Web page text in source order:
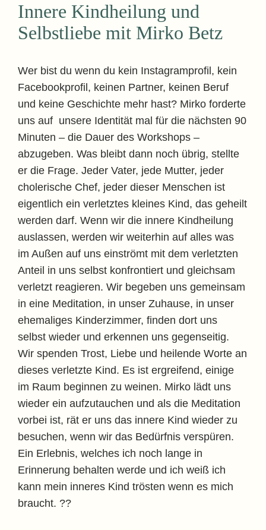
Innere Kindheilung und
Selbstliebe mit Mirko Betz
Wer bist du wenn du kein Instagramprofil, kein
Facebookprofil, keinen Partner, keinen Beruf
und keine Geschichte mehr hast? Mirko forderte
uns auf unsere Identität mal für die nächsten 90
Minuten – die Dauer des Workshops –
abzugeben. Was bleibt dann noch übrig, stellte
er die Frage. Jeder Vater, jede Mutter, jeder
cholerische Chef, jeder dieser Menschen ist
eigentlich ein verletztes kleines Kind, das geheilt
werden darf. Wenn wir die innere Kindheilung
auslassen, werden wir weiterhin auf alles was
im Außen auf uns einströmt mit dem verletzten
Anteil in uns selbst konfrontiert und gleichsam
verletzt reagieren. Wir begeben uns gemeinsam
in eine Meditation, in unser Zuhause, in unser
ehemaliges Kinderzimmer, finden dort uns
selbst wieder und erkennen uns gegenseitig.
Wir spenden Trost, Liebe und heilende Worte an
dieses verletzte Kind. Es ist ergreifend, einige
im Raum beginnen zu weinen. Mirko lädt uns
wieder ein aufzutauchen und als die Meditation
vorbei ist, rät er uns das innere Kind wieder zu
besuchen, wenn wir das Bedürfnis verspüren.
Ein Erlebnis, welches ich noch lange in
Erinnerung behalten werde und ich weiß ich
kann mein inneres Kind trösten wenn es mich
braucht. ??